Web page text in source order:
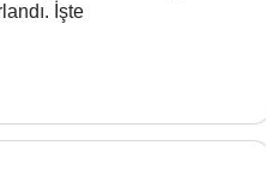
İşte